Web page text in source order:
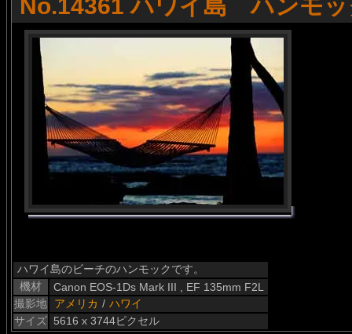
No.14361 ハワイ島 ハンモ
ハワイ島のビーチのハンモックです。
機材
Canon EOS-1Ds Mark III , EF 135mm F2L
撮影地
アメリカ / ハワイ
サイズ 5616 x 3744ピクセル